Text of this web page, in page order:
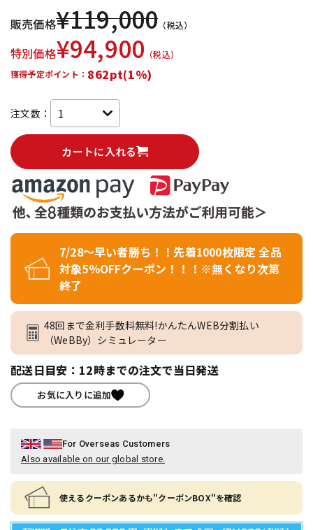
販売価格¥119,000 （税込）
特別価格¥94,900 （税込）
獲得予定ポイント： 862pt(1%)
注文数：
カートに入れる
7/28～早い者勝ち！！先着1000枚限定 全品
対象5％OFFクーポン！！！※無くなり次第
終了
48回まで金利手数料無料!かんたんWEB分割払い
（WeBBy）シミュレーター
配送日目安：12時までの注文で当日発送
お気に入りに追加
For Overseas Customers
Also available on our global store.
使えるクーポンあるかも"クーポンBOX"を確認